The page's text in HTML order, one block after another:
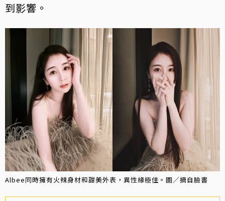
到影響。
Albee同時擁有火辣身材和甜美外表，異性緣極佳。圖／摘自臉書